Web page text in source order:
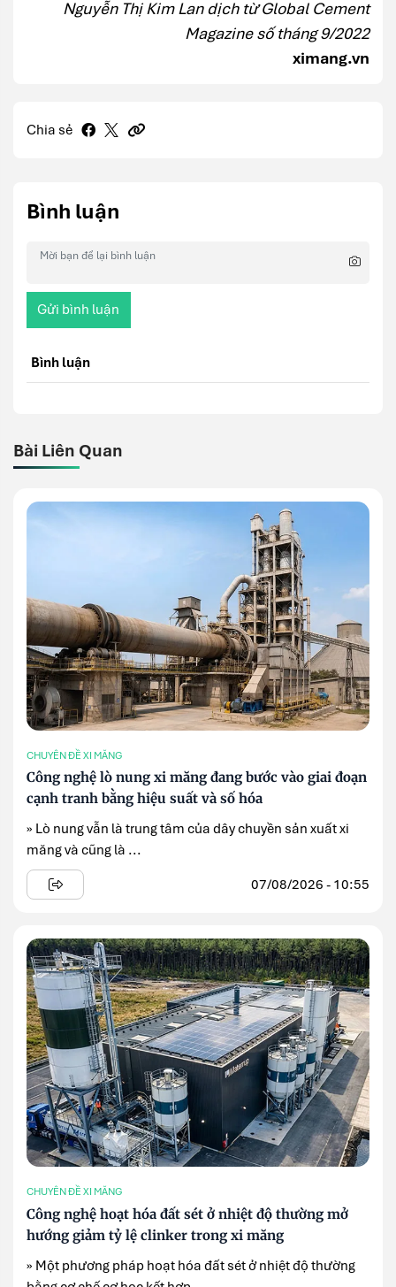
Nguyễn Thị Kim Lan dịch từ Global Cement
Magazine số tháng 9/2022
ximang.vn
Chia sẻ
Bình luận
Gửi bình luận
Bình luận
Bài Liên Quan
CHUYÊN ĐỀ XI MĂNG
Công nghệ lò nung xi măng đang bước vào giai đoạn
cạnh tranh bằng hiệu suất và số hóa
» Lò nung vẫn là trung tâm của dây chuyền sản xuất xi
măng và cũng là ...
07/08/2026 - 10:55
CHUYÊN ĐỀ XI MĂNG
Công nghệ hoạt hóa đất sét ở nhiệt độ thường mở
hướng giảm tỷ lệ clinker trong xi măng
» Một phương pháp hoạt hóa đất sét ở nhiệt độ thường